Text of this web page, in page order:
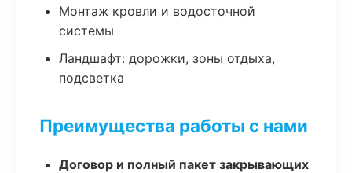
Монтаж кровли и водосточной
системы
Ландшафт: дорожки, зоны отдыха,
подсветка
Преимущества работы с нами
Договор и полный пакет закрывающих